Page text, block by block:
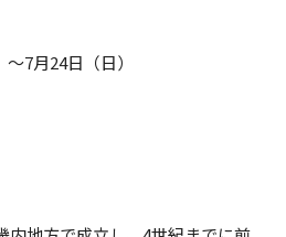
7月24日（日）